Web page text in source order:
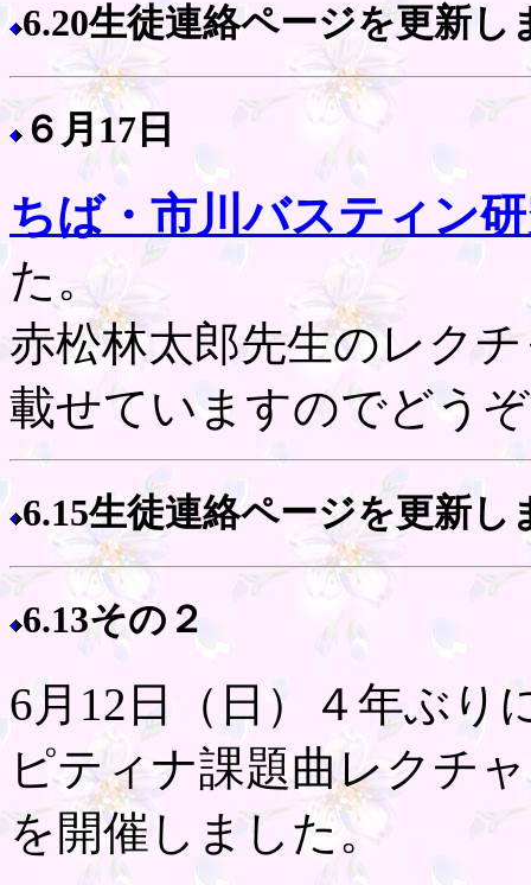
6.20生徒連絡ページを更新し
６月17日
ちば・市川バスティン
た。
赤松林太郎先生のレク
載せていますのでどう
6.15生徒連絡ページを更新し
6.13その２
6月12日（日）４年ぶり
ピティナ課題曲レクチ
を開催しました。